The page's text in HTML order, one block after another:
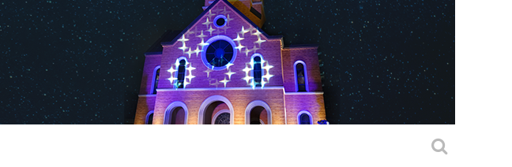
성경대학
꾸리아협의회
제대회
구홈페이지
주차장안내